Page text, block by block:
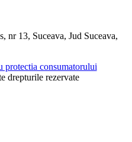
13, Suceava, Jud Suceava,
protectia consumatorului
drepturile rezervate